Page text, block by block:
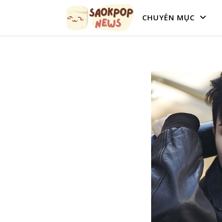
CHUYÊN MỤC